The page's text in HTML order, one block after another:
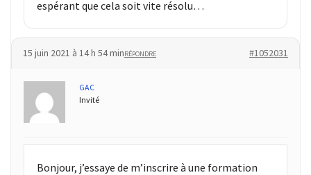
espérant que cela soit vite résolu…
15 juin 2021 à 14 h 54 min #1052031
RÉPONDRE
GAC
Invité
Bonjour, j’essaye de m’inscrire à une formation